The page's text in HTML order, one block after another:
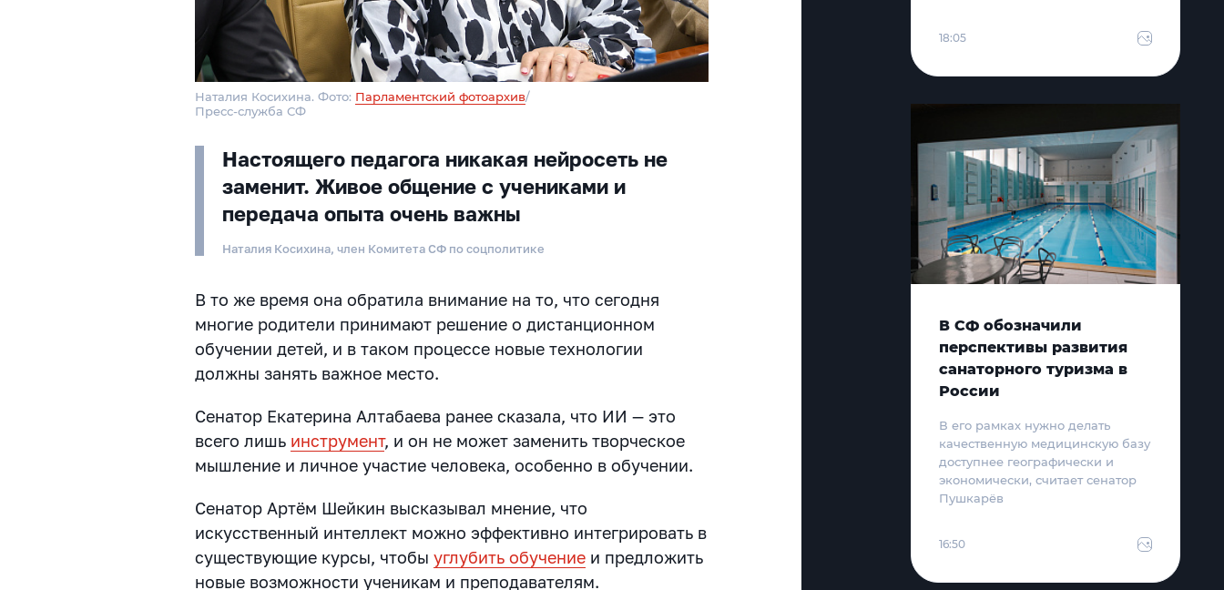
Наталия Косихина. Фото: Парламентский фотоархив/
Пресс-служба СФ
Настоящего педагога никакая нейросеть не
заменит. Живое общение с учениками и
передача опыта очень важны
Наталия Косихина, член Комитета СФ по соцполитике
В то же время она обратила внимание на то, что сегодня
многие родители принимают решение о дистанционном
обучении детей, и в таком процессе новые технологии
должны занять важное место.
Сенатор Екатерина Алтабаева ранее сказала, что ИИ — это
всего лишь инструмент, и он не может заменить творческое
мышление и личное участие человека, особенно в обучении.
Сенатор Артём Шейкин высказывал мнение, что
искусственный интеллект можно эффективно интегрировать в
существующие курсы, чтобыуглубить обучение и предложить
новые возможности ученикам и преподавателям.
18:05
В СФ обозначили
перспективы развития
санаторного туризма в
России
В его рамках нужно делать
качественную медицинскую базу
доступнее географически и
экономически, считает сенатор
Пушкарёв
16:50